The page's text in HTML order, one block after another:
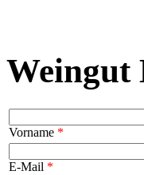
Weingut
Vorname *
E-Mail *